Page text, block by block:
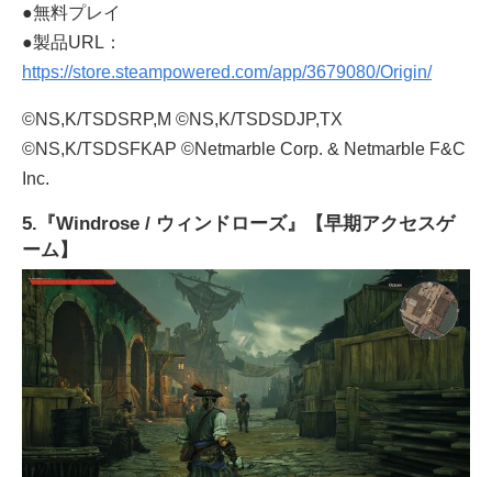
●無料プレイ
●製品URL：
https://store.steampowered.com/app/3679080/Origin/
©NS,K/TSDSRP,M ©NS,K/TSDSDJP,TX
©NS,K/TSDSFKAP ©Netmarble Corp. & Netmarble F&C
Inc.
5.『Windrose / ウィンドローズ』【早期アクセスゲ
ーム】